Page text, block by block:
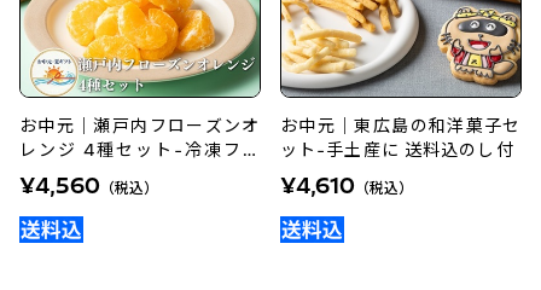
お中元｜瀬戸内フローズンオ
レンジ 4種セット-冷凍フル
ーツ送料込のし付
¥4,560 （税込）
お中元｜東広島の和洋菓子セ
ット-手土産に 送料込のし付
¥4,610 （税込）